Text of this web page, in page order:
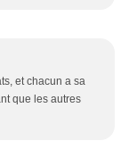
et chacun a sa
que les autres